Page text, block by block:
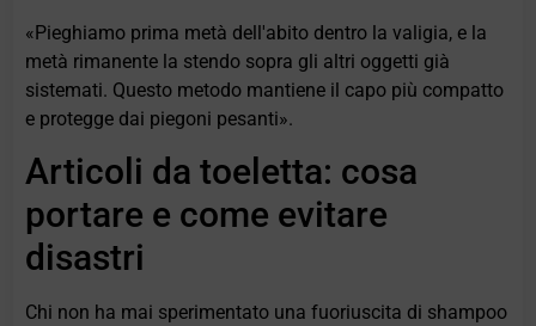
«Pieghiamo prima metà dell'abito dentro la valigia, e la
metà rimanente la stendo sopra gli altri oggetti già
sistemati. Questo metodo mantiene il capo più compatto
e protegge dai piegoni pesanti».
Articoli da toeletta: cosa
portare e come evitare
disastri
Chi non ha mai sperimentato una fuoriuscita di shampoo